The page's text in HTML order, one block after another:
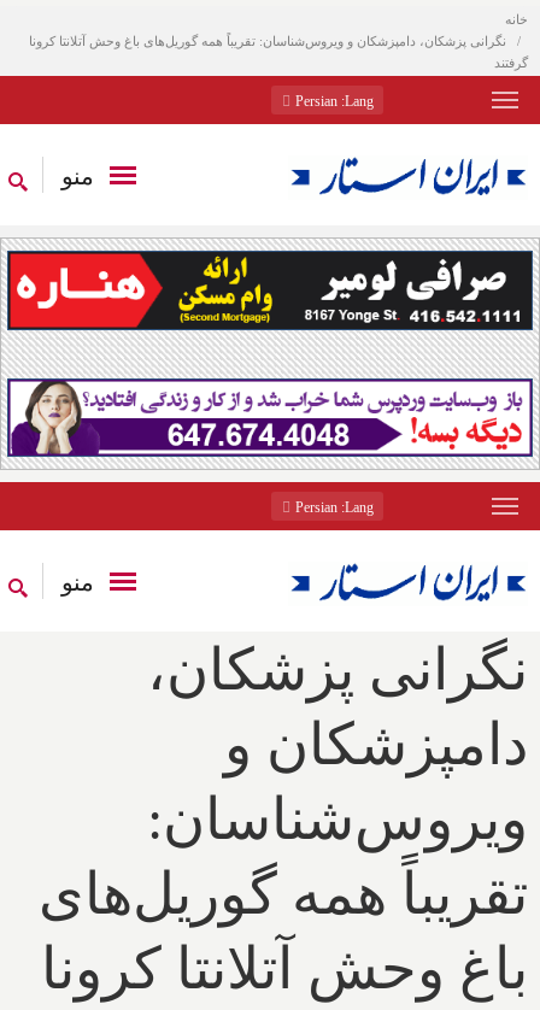
خانه
نگرانی پزشکان، دامپزشکان و ویروس‌شناسان: تقریباً همه گوریل‌های باغ وحش آتلانتا کرونا
گرفتند
Lang
: Persian
منو
Lang
: Persian
منو
نگرانی پزشکان،
دامپزشکان و
ویروس‌شناسان:
تقریباً همه گوریل‌های
باغ وحش آتلانتا کرونا